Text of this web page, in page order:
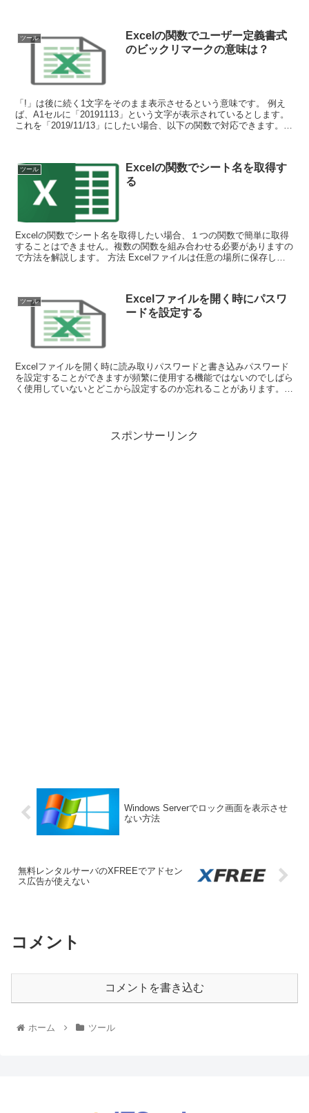
ツール
Excelの関数でユーザー定義書式
のビックリマークの意味は？
「!」は後に続く1文字をそのまま表示させるという意味です。 例え
ば、A1セルに「20191113」という文字が表示されているとします。
これを「2019/11/13」にしたい場合、以下の関数で対応できます。
ツール
Excelの関数でシート名を取得す
る
Excelの関数でシート名を取得したい場合、１つの関数で簡単に取得
することはできません。複数の関数を組み合わせる必要がありますの
で方法を解説します。 方法 Excelファイルは任意の場所に保存して
ツール
Excelファイルを開く時にパスワ
ードを設定する
Excelファイルを開く時に読み取りパスワードと書き込みパスワード
を設定することができますが頻繁に使用する機能ではないのでしばら
く使用していないとどこから設定するのか忘れることがあります。備
スポンサーリンク
Windows Serverでロック画面を表示させ
ない方法
無料レンタルサーバのXFREEでアドセン
ス広告が使えない
コメント
コメントを書き込む
ホーム ツール